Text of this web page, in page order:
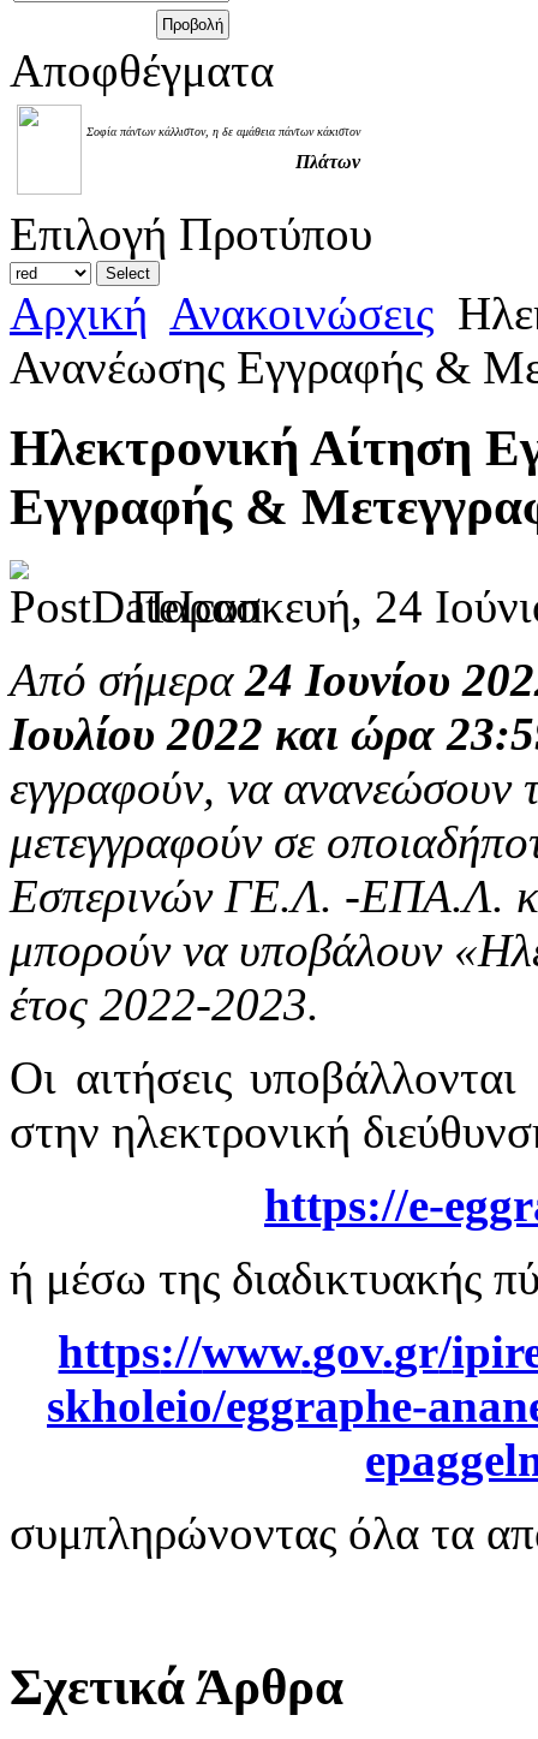
Αποφθέγματα
Σοφία πάντων κάλλιστον, η δε αμάθεια πάντων κάκιστον
Πλάτων
Επιλογή Προτύπου
Αρχική Ανακοινώσεις
Ανανέωσης Εγγραφής &
Ηλεκτρονική Αίτηση
Εγγραφής &
Παρασκευή, 24
Από σήμερα24 Ιουνίου
Ιουλίου 2022 και ώρα
εγγραφούν, να ανανεώσουν
μετεγγραφούν σε
Εσπερινών ΓΕ.Λ. -ΕΠΑ.Λ.
μπορούν να υποβάλουν
έτος 2022-2023.
Οι αιτήσεις
στην ηλεκτρονική
https://e-
ή μέσω της διαδικτυακής
https://www.gov.gr/
skholeio/eggraphe-
συμπληρώνοντας όλα τα
Σχετικά Άρθρα